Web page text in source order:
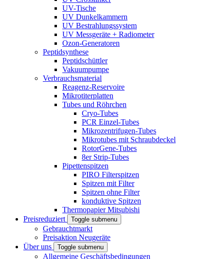
UV-Tische
UV Dunkelkammern
UV Bestrahlungssystem
UV Messgeräte + Radiometer
Ozon-Generatoren
Peptidsynthese
Peptidschüttler
Vakuumpumpe
Verbrauchsmaterial
Reagenz-Reservoire
Mikrotiterplatten
Tubes und Röhrchen
Cryo-Tubes
PCR Einzel-Tubes
Mikrozentrifugen-Tubes
Mikrotubes mit Schraubdeckel
RotorGene-Tubes
8er Strip-Tubes
Pipettenspitzen
PIRO Filterspitzen
Spitzen mit Filter
Spitzen ohne Filter
konduktive Spitzen
Thermopapier Mitsubishi
Preisreduziert
Toggle submenu
Gebrauchtmarkt
Preisaktion Neugeräte
Über uns
Toggle submenu
Allgemeine Geschäftsbedingungen